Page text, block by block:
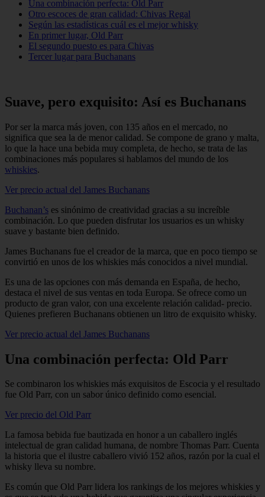
Una combinación perfecta: Old Parr
Otro escoces de gran calidad: Chivas Regal
Según las estadísticas cuál es el mejor whisky
En primer lugar, Old Parr
El segundo puesto es para Chivas
Tercer lugar para Buchanans
Suave, pero exquisito: Así es Buchanans
Por ser la marca más joven, con 135 años en el mercado, no
significa que sea la de menor calidad. Se compone de grano y malta,
lo que la hace una bebida muy completa, de hecho, se trata de las
combinaciones más populares si hablamos del mundo de los
whiskies.
Ver precio actual del James Buchanans
Buchanan’s es sinónimo de creatividad gracias a su increíble
combinación. Lo que pueden disfrutar los usuarios es un whisky
suave y bastante bien definido.
James Buchanans fue el creador de la marca, que en poco tiempo se
convirtió en unos de los whiskies más conocidos a nivel mundial.
Es una de las opciones con más demanda en España, de hecho,
destaca el nivel de sus ventas en toda Europa. Se ofrece como un
producto de gran valor, con una excelente relación calidad- precio.
Quienes prefieren Buchanans obtienen un litro de exquisito whisky.
Ver precio actual del James Buchanans
Una combinación perfecta: Old Parr
Se combinaron los whiskies más exquisitos de Escocia y el resultado
fue Old Parr, con un sabor único definido como esencial.
Ver precio del Old Parr
La famosa bebida fue bautizada en honor a un caballero inglés
intelectual de gran calidad humana, de nombre Thomas Parr. Cuenta
la historia que el ilustre caballero vivió 152 años, razón por la cual el
whisky lleva su nombre.
Es común que Old Parr lidera los rankings de los mejores whiskies y